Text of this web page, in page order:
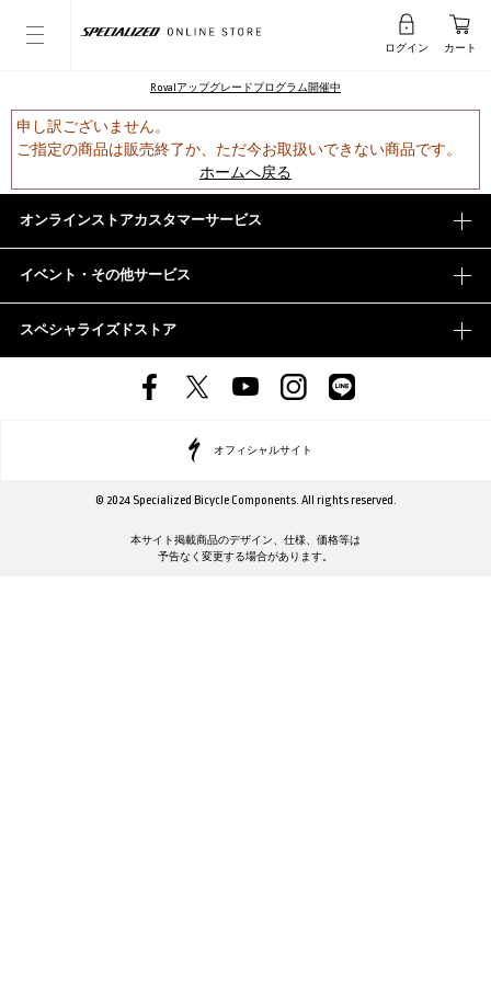
ログイン カート
Rovalアップグレードプログラム開催中
申し訳ございません。
ご指定の商品は販売終了か、ただ今お取扱いできない商品です。
ホームへ戻る
オンラインストアカスタマーサービス
イベント・その他サービス
スペシャライズドストア
オフィシャルサイト
© 2024 Specialized Bicycle Components. All rights reserved.
本サイト掲載商品のデザイン、仕様、価格等は
予告なく変更する場合があります。